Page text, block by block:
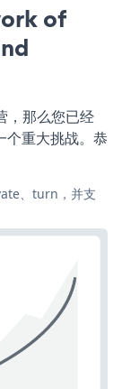
of
，那么您已经
个重大挑战。恭
、turn，并支